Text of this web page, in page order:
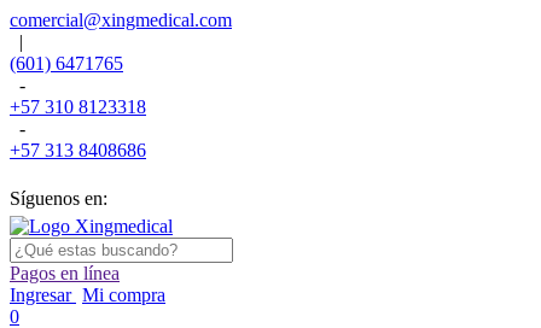
comercial@xingmedical.com
|
(601) 6471765
-
+57 310 8123318
-
+57 313 8408686
Síguenos en:
Pagos en línea
Ingresar Mi compra
0